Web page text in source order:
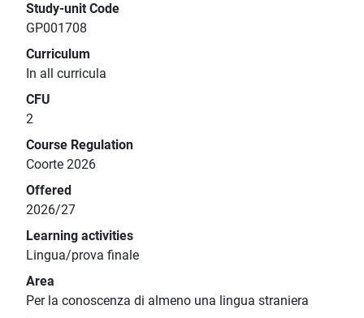
Study-unit Code
GP001708
Curriculum
In all curricula
CFU
2
Course Regulation
Coorte 2026
Offered
2026/27
Learning activities
Lingua/prova finale
Area
Per la conoscenza di almeno una lingua straniera